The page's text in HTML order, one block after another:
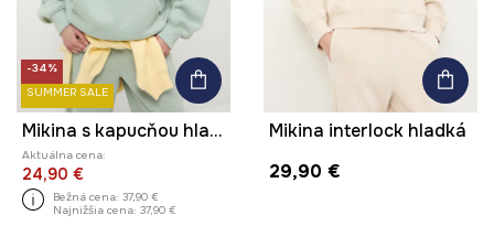
-34%
SUMMER SALE
Mikina s kapucňou hladká
Aktuálna cena:
24,90 €
Bežná cena: 37,90 €
Najnižšia cena: 37,90 €
Mikina interlock hladká
29,90 €